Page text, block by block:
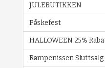
JULEBUTIKKEN
Påskefest
HALLOWEEN 25%
Rampenissen Sluttsalg